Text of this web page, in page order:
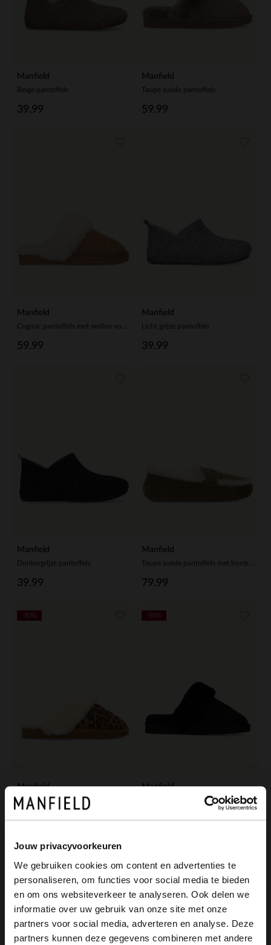
Jouw privacyvoorkeuren
We gebruiken cookies om content en advertenties te
personaliseren, om functies voor social media te bieden
en om ons websiteverkeer te analyseren. Ook delen we
informatie over uw gebruik van onze site met onze
partners voor social media, adverteren en analyse. Deze
partners kunnen deze gegevens combineren met andere
Manfield
Beige pantoffels
39.99
Manfield
Taupe suède pantoffels
59.99
Manfield
59.99
Manfield
Licht grijze pantoffels
39.99
Manfield
Donkergrijze pantoffels
39.99
Manfield
Taupe suède pantoffels met bontrand
79.99
Manfield
69.99
35.00
-50%
Manfield
Zwarte pantoffels met wollen voering
59.99
30.00
-50%
×
View this website in English?
It looks like your language isn't Dutch. Would